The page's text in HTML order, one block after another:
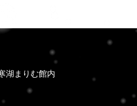
湖まりむ館内